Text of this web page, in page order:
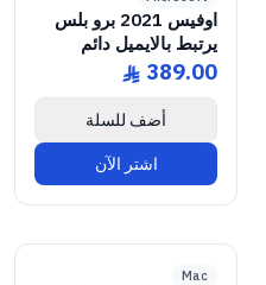
اوفيس 2021 برو بلس
يرتبط بالايميل دائم
ê 389.00
أضف للسلة
اشتر الآن
GENUINE SOFTWARE
Office
2019 Home & Business
Mac • 1 Device • Lifetime
Mac